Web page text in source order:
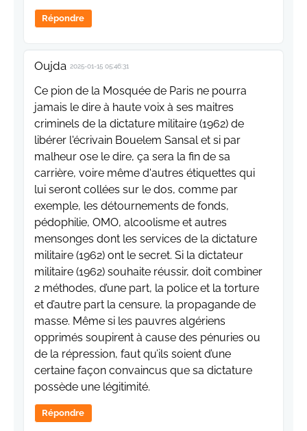
Répondre
Oujda 2025-01-15 05:46:31
Ce pion de la Mosquée de Paris ne pourra
jamais le dire à haute voix à ses maitres
criminels de la dictature militaire (1962) de
libérer l'écrivain Bouelem Sansal et si par
malheur ose le dire, ça sera la fin de sa
carrière, voire même d'autres étiquettes qui
lui seront collées sur le dos, comme par
exemple, les détournements de fonds,
pédophilie, OMO, alcoolisme et autres
mensonges dont les services de la dictature
militaire (1962) ont le secret. Si la dictateur
militaire (1962) souhaite réussir, doit combiner
2 méthodes, d’une part, la police et la torture
et d’autre part la censure, la propagande de
masse. Même si les pauvres algériens
opprimés soupirent à cause des pénuries ou
de la répression, faut qu’ils soient d’une
certaine façon convaincus que sa dictature
possède une légitimité.
Répondre